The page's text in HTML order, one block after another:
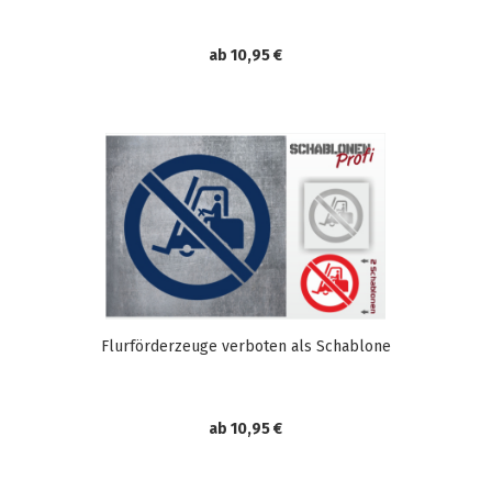
ab 10,95 €
Flurförderzeuge verboten als Schablone
ab 10,95 €